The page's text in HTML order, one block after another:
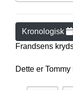
Kronologisk
Frandsens
Dette er